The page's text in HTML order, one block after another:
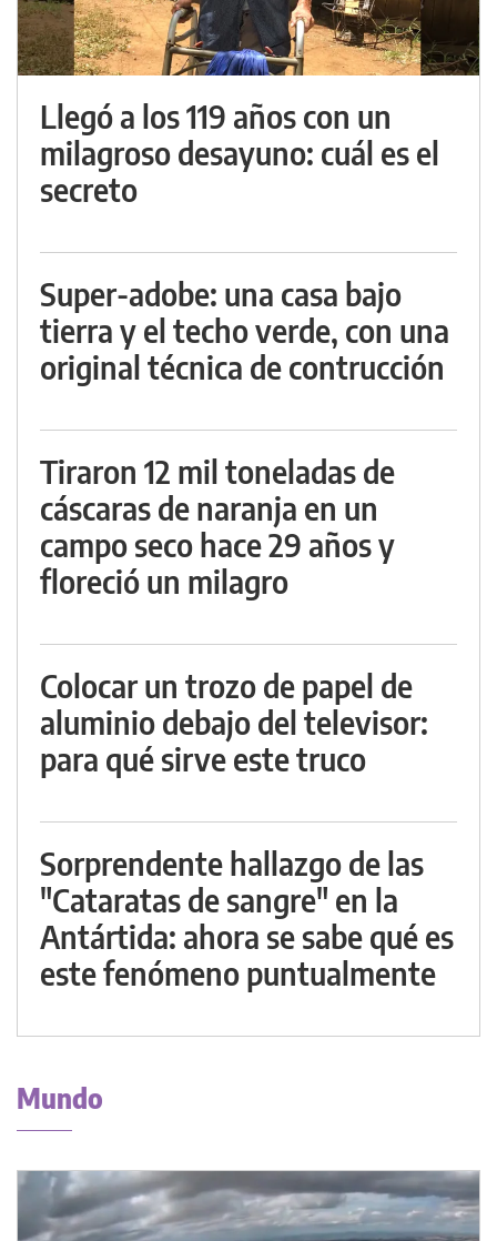
Llegó a los 119 años con un
milagroso desayuno: cuál es el
secreto
Super-adobe: una casa bajo
tierra y el techo verde, con una
original técnica de contrucción
Tiraron 12 mil toneladas de
cáscaras de naranja en un
campo seco hace 29 años y
floreció un milagro
Colocar un trozo de papel de
aluminio debajo del televisor:
para qué sirve este truco
Sorprendente hallazgo de las
"Cataratas de sangre" en la
Antártida: ahora se sabe qué es
este fenómeno puntualmente
Mundo